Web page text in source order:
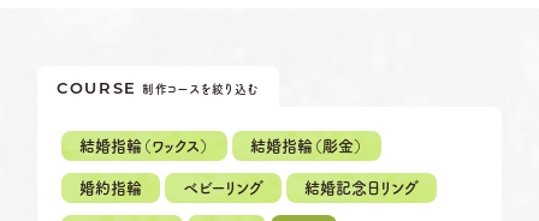
ペアリングはこちら
COURSE 制作コースを絞り込む
結婚指輪（ワックス） 結婚指輪（彫金）
婚約指輪 ベビーリング 結婚記念日リング
営業時間 10:00〜18:30
定休日
第2・第4火曜日・毎週水曜日
※祝日の場合は営業